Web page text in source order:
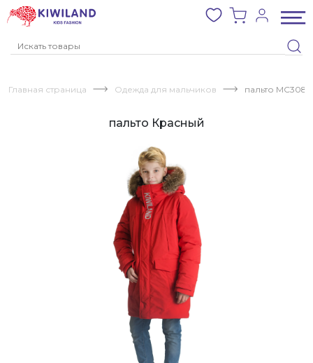
Главная страница Одежда для мальчиков пальто
пальто Красный